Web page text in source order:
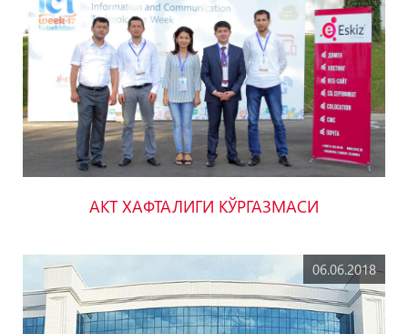
AKT ХАФТАЛИГИ КЎРГАЗМАСИ
06.06.2018